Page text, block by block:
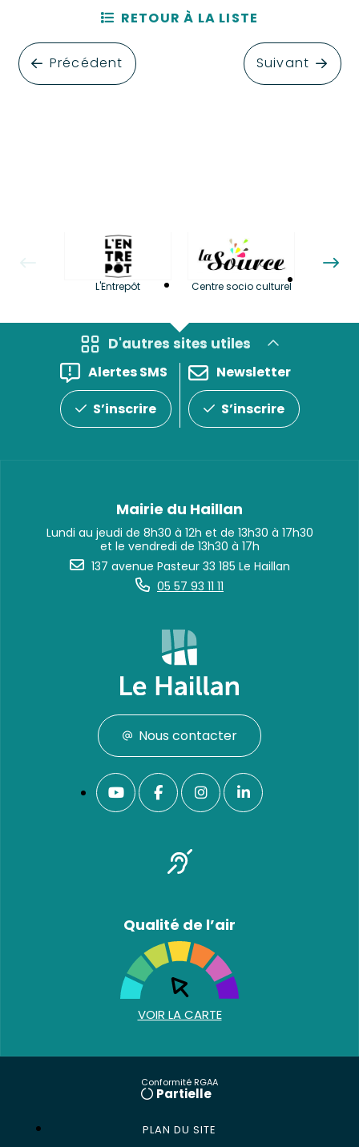
Précédent
RETOUR À LA LISTE
Suivant
L'Entrepôt Centre socio culturel
D'autres sites utiles
Alertes SMS
S’inscrire
Newsletter
S’inscrire
Mairie du Haillan
Lundi au jeudi de 8h30 à 12h et de 13h30 à 17h30
et le vendredi de 13h30 à 17h
137 avenue Pasteur 33 185 Le Haillan
05 57 93 11 11
Nous contacter
Qualité de l’air
VOIR LA CARTE
Conformité RGAA
Partielle
PLAN DU SITE